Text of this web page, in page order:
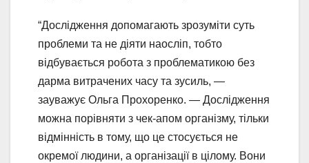
“Дослідження допомагають зрозуміти суть
проблеми та не діяти наосліп, тобто
відбувається робота з проблематикою без
дарма витрачених часу та зусиль, —
зауважує Ольга Прохоренко. — Дослідження
можна порівняти з чек-апом організму, тільки
відмінність в тому, що це стосується не
окремої людини, а організації в цілому. Вони